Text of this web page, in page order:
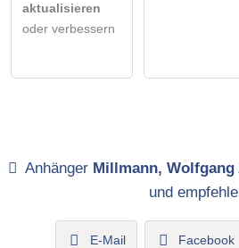
aktualisieren
oder verbessern
Anhänger Millmann,
und
E-Mail Facebook